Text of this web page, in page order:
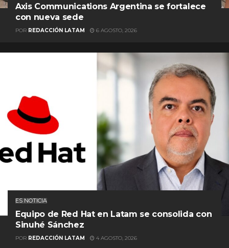
Axis Communications Argentina se fortalece
con nueva sede
POR REDACCIÓN LATAM 6 AGOSTO, 2026
ES NOTICIA
Equipo de Red Hat en Latam se consolida con
Sinuhé Sánchez
POR REDACCIÓN LATAM 4 AGOSTO, 2026